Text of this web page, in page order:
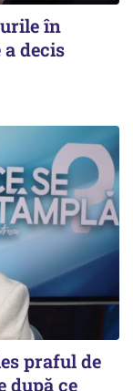
în
decis
praful de
după ce